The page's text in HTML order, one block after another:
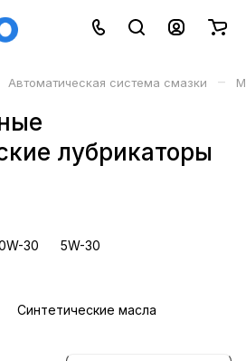
Автоматическая система смазки –
лубрикаторы
30 5W-30
Синтетические масла